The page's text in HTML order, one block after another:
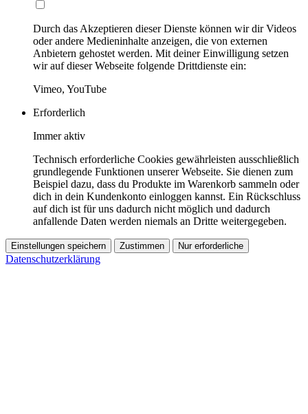
Durch das Akzeptieren dieser Dienste können wir dir Videos
oder andere Medieninhalte anzeigen, die von externen
Anbietern gehostet werden. Mit deiner Einwilligung setzen
wir auf dieser Webseite folgende Drittdienste ein:
Vimeo, YouTube
Erforderlich
Immer aktiv
Technisch erforderliche Cookies gewährleisten ausschließlich
grundlegende Funktionen unserer Webseite. Sie dienen zum
Beispiel dazu, dass du Produkte im Warenkorb sammeln oder
dich in dein Kundenkonto einloggen kannst. Ein Rückschluss
auf dich ist für uns dadurch nicht möglich und dadurch
anfallende Daten werden niemals an Dritte weitergegeben.
Einstellungen speichern Zustimmen Nur erforderliche
Datenschutzerklärung